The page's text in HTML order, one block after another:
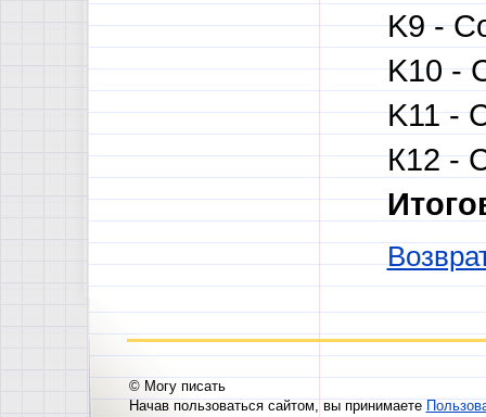
K9 -
K10 -
K11 -
К12 -
© Могу писать
Начав пользоваться сайтом, вы принимаете